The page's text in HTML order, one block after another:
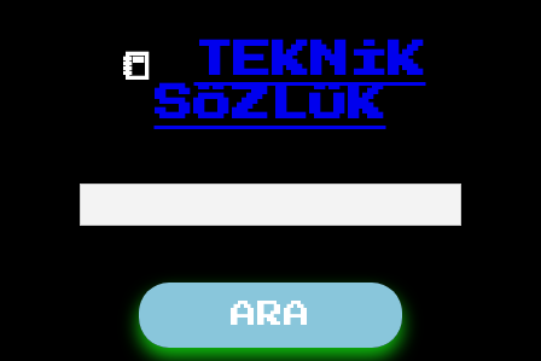
📒
TEKNİK
SÖZLÜK